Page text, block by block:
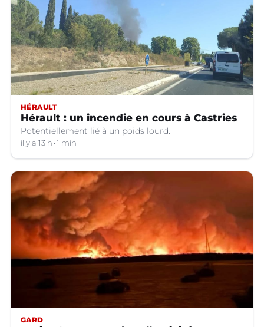
HÉRAULT
Hérault : un incendie en cours à Castries
Potentiellement lié à un poids lourd.
il y a 13 h 1 min
GARD